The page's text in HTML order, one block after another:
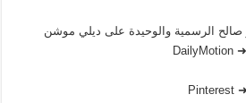
صالح الرسمية والوحيدة على ديلي موشن
DailyMotion
Pinterest